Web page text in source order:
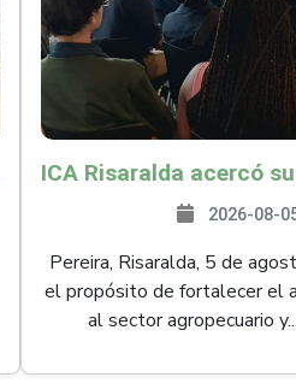
2026-08-
Pereira, Risaralda, 5 de
el propósito de fortalecer el
al sector agropecuario y...